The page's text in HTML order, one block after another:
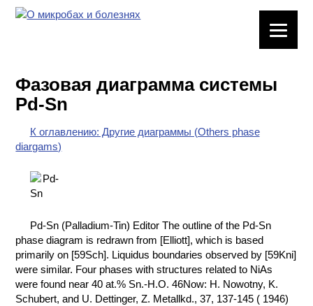
ХИМИЧЕСКАЯ
ПОСУДА
ВРЕДНЫЕ
ФАКТОРЫ
ХИМИЯ НА
ПРОИЗВОДСТВЕ
И ХИМИЧЕСКАЯ
ТЕХНОЛОГИЯ
Фазовая диаграмма системы
Pd-Sn
К оглавлению: Другие диаграммы (Others phase
diargams)
Pd-Sn (Palladium-Tin) Editor The outline of the Pd-Sn
phase diagram is redrawn from [Elliott], which is based
primarily on [59Sch]. Liquidus boundaries observed by [59Kni]
were similar. Four phases with structures related to NiAs
were found near 40 at.% Sn.-H.O. 46Now: H. Nowotny, K.
Schubert, and U. Dettinger, Z. Metallkd., 37, 137-145 ( 1946)